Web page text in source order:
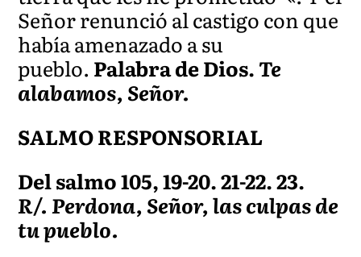
Señor renunció al castigo con que
había amenazado a su
pueblo. Palabra de Dios.Te
alabamos, Señor.
SALMO RESPONSORIAL
Del salmo 105, 19-20. 21-22. 23.
R/. Perdona, Señor, las culpas de
tu pueblo.